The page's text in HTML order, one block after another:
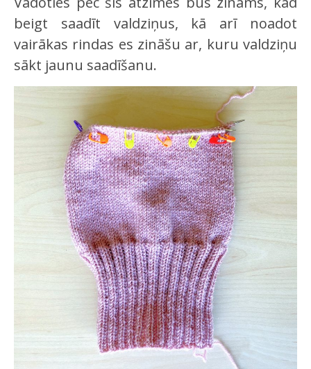
beigt saadīt valdziņus, kā arī noadot
vairākas rindas es zināšu ar, kuru valdziņu
sākt jaunu saadīšanu.